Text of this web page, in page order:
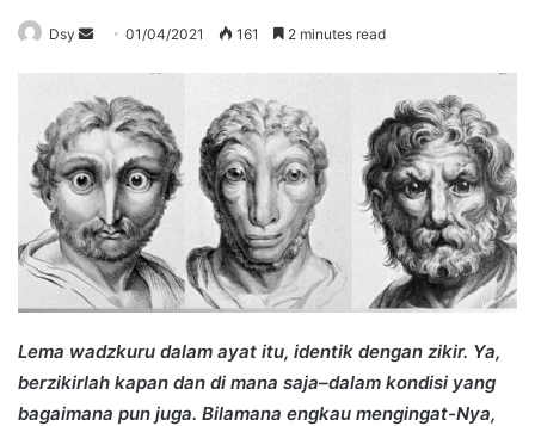
Dsy
Send01/04/2021 161 2 minutes read
Lema wadzkuru dalam ayat itu, identik dengan zikir. Ya,
berzikirlah kapan dan di mana saja–dalam kondisi yang
bagaimana pun juga. Bilamana engkau mengingat-Nya,